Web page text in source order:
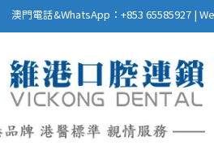
澳門電話&WhatsApp：+853 65585927 |